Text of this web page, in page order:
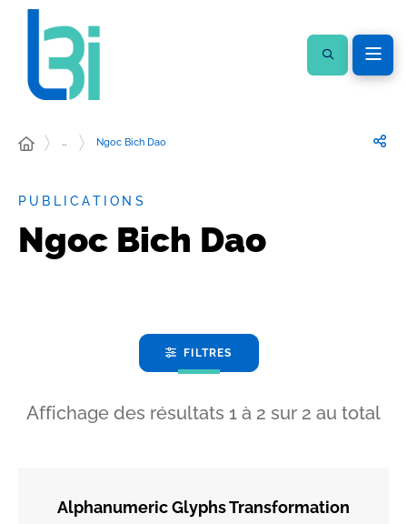
… Ngoc Bich Dao
PUBLICATIONS
Ngoc Bich Dao
FILTRES
Affichage des résultats 1 à 2 sur 2 au total
Alphanumeric Glyphs Transformation